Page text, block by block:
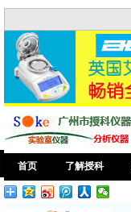
首页 了解授科